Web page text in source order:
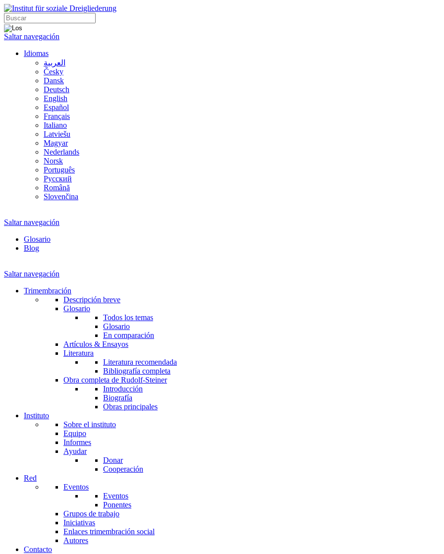
Saltar navegación
Idiomas
العربية
Česky
Dansk
Deutsch
English
Español
Français
Italiano
Latviešu
Magyar
Nederlands
Norsk
Português
Русский
Română
Slovenčina
Saltar navegación
Glosario
Blog
Saltar navegación
Trimembración
Descripción breve
Glosario
Todos los temas
Glosario
En comparación
Artículos & Ensayos
Literatura
Literatura recomendada
Bibliografía completa
Obra completa de Rudolf-Steiner
Introducción
Biografía
Obras principales
Instituto
Sobre el instituto
Equipo
Informes
Ayudar
Donar
Cooperación
Red
Eventos
Eventos
Ponentes
Grupos de trabajo
Iniciativas
Enlaces trimembración social
Autores
Contacto